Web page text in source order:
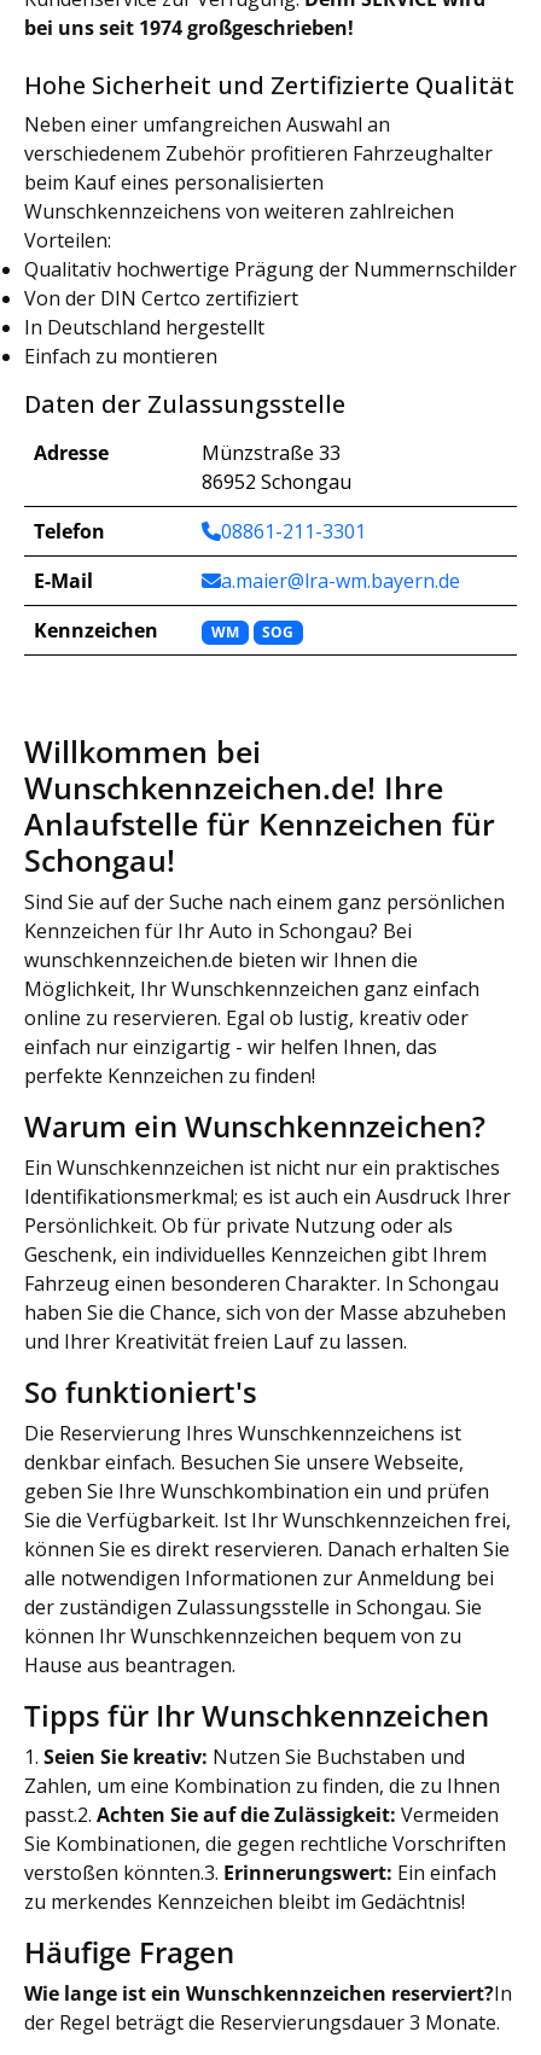
bei uns seit 1974 großgeschrieben!
Hohe Sicherheit und Zertifizierte Qualität
Neben einer umfangreichen Auswahl an
verschiedenem Zubehör profitieren Fahrzeughalter
beim Kauf eines personalisierten
Wunschkennzeichens von weiteren zahlreichen
Vorteilen:
Qualitativ hochwertige Prägung der Nummernschilder
Von der DIN Certco zertifiziert
In Deutschland hergestellt
Einfach zu montieren
Daten der Zulassungsstelle
Adresse
Münzstraße 33
86952 Schongau
Telefon
08861-211-3301
E-Mail
a.maier@lra-wm.bayern.de
Kennzeichen
WM SOG
Willkommen bei
Wunschkennzeichen.de! Ihre
Anlaufstelle für Kennzeichen für
Schongau!
Sind Sie auf der Suche nach einem ganz persönlichen
Kennzeichen für Ihr Auto in Schongau? Bei
wunschkennzeichen.de bieten wir Ihnen die
Möglichkeit, Ihr Wunschkennzeichen ganz einfach
online zu reservieren. Egal ob lustig, kreativ oder
einfach nur einzigartig - wir helfen Ihnen, das
perfekte Kennzeichen zu finden!
Warum ein Wunschkennzeichen?
Ein Wunschkennzeichen ist nicht nur ein praktisches
Identifikationsmerkmal; es ist auch ein Ausdruck Ihrer
Persönlichkeit. Ob für private Nutzung oder als
Geschenk, ein individuelles Kennzeichen gibt Ihrem
Fahrzeug einen besonderen Charakter. In Schongau
haben Sie die Chance, sich von der Masse abzuheben
und Ihrer Kreativität freien Lauf zu lassen.
So funktioniert's
Die Reservierung Ihres Wunschkennzeichens ist
denkbar einfach. Besuchen Sie unsere Webseite,
geben Sie Ihre Wunschkombination ein und prüfen
Sie die Verfügbarkeit. Ist Ihr Wunschkennzeichen frei,
können Sie es direkt reservieren. Danach erhalten Sie
alle notwendigen Informationen zur Anmeldung bei
der zuständigen Zulassungsstelle in Schongau. Sie
können Ihr Wunschkennzeichen bequem von zu
Hause aus beantragen.
Tipps für Ihr Wunschkennzeichen
1. Seien Sie kreativ: Nutzen Sie Buchstaben und
Zahlen, um eine Kombination zu finden, die zu Ihnen
passt.2. Achten Sie auf die Zulässigkeit: Vermeiden
Sie Kombinationen, die gegen rechtliche Vorschriften
verstoßen könnten.3. Erinnerungswert: Ein einfach
zu merkendes Kennzeichen bleibt im Gedächtnis!
Häufige Fragen
Wie lange ist ein Wunschkennzeichen reserviert?In
der Regel beträgt die Reservierungsdauer 3 Monate.